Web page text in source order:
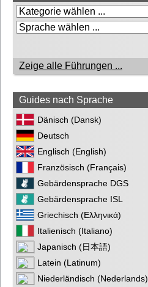
Zeige alle Führungen ...
Guides nach Sprache
Dänisch (Dansk)
Deutsch
Englisch (English)
Französisch (Français)
Gebärdensprache DGS
Gebärdensprache ISL
Griechisch (Ελληνικά)
Italienisch (Italiano)
Japanisch (日本語)
Latein (Latinum)
Niederländisch (Nederlands)